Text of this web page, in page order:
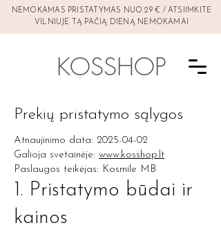
NEMOKAMAS PRISTATYMAS NUO 29 € / ATSIIMKITE
VILNIUJE TĄ PAČIĄ DIENĄ NEMOKAMAI
KOSSHOP
Prekių pristatymo sąlygos
Atnaujinimo data: 2025-04-02
Galioja svetainėje: www.kosshop.lt
Paslaugos teikėjas: Kosmile MB
1. Pristatymo būdai ir
kainos